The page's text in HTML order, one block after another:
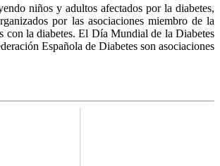
niños y adultos afectados por la diabetes,
por las asociaciones miembro de la
con la diabetes. El Día Mundial de la Diabetes
Española de Diabetes son asociaciones